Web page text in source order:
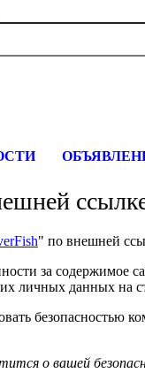
" по внешней
за содержимое
личных данных на
безопасностью
о вашей